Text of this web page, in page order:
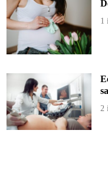
1
2